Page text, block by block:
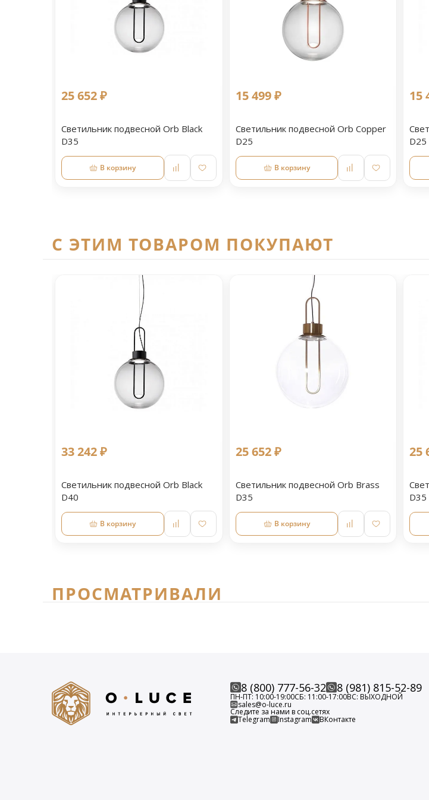
25 652 ₽
Светильник подвесной Orb Black
D35
В корзину
15 499 ₽
Светильник подвесной Orb Copper
D25
В корзину
15
D25
C ЭТИМ ТОВАРОМ ПОКУПАЮТ
33 242 ₽
Светильник подвесной Orb Black
D40
В корзину
25 652 ₽
Светильник подвесной Orb Brass
D35
В корзину
25
D35
ПРОСМАТРИВАЛИ
8 (800) 777-56-32 8 (981) 815-52-89
ПН-ПТ: 10:00-19:00СБ: 11:00-17:00ВС: ВЫХОДНОЙ
sales@o-luce.ru
Следите за нами в соц.сетях
Telegram Instagram ВКонтакте